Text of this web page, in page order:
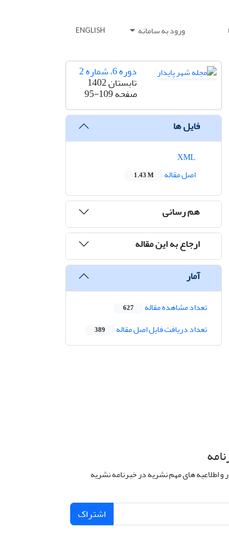
ورود به سامانه ENGLISH
دوره 6، شماره 2
تابستان 1402
صفحه95-109
فایل ها
اصل مقاله
1.43 M
هم رسانی
ارجاع به این مقاله
آمار
تعداد مشاهده مقاله 627
تعداد دریافت فایل اصل مقاله 389
و اطلاعیه های مهم نشریه در خبرنامه نشریه
اشتراک